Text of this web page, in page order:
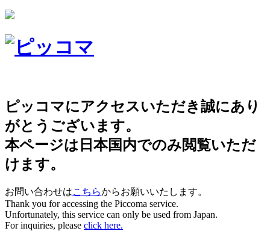
ピッコマにアクセスいただき誠にあり
がとうございます。
本ページは日本国内でのみ閲覧いただ
けます。
お問い合わせはこちらからお願いいたします。
Thank you for accessing the Piccoma service.
Unfortunately, this service can only be used from Japan.
For inquiries, please click here.